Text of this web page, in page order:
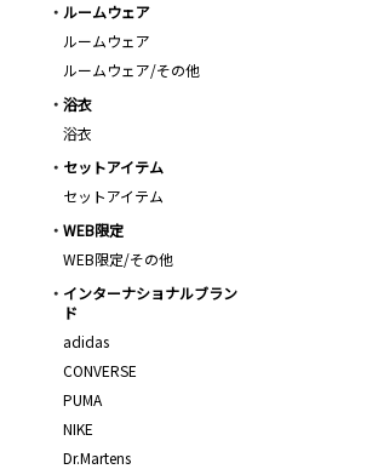
ルームウェア
ルームウェア
ルームウェア/その他
浴衣
浴衣
セットアイテム
セットアイテム
WEB限定
WEB限定/その他
インターナショナルブラン
ド
adidas
CONVERSE
PUMA
NIKE
Dr.Martens